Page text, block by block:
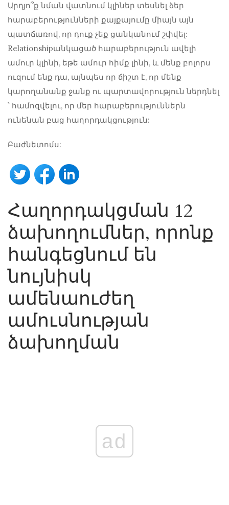
Արդյո՞ք նման վատնում կլիներ տեսնել ձեր
հարաբերությունների քայքայումը միայն այն
պատճառով, որ դուք չեք ցանկանում շփվել:
Relationshipանկացած հարաբերություն ավելի
ամուր կլինի, եթե ամուր հիմք լինի, և մենք բոլորս
ուզում ենք դա, այնպես որ ճիշտ է, որ մենք
կարողանանք ջանք ու պարտավորություն ներդնել
՝ համոզվելու, որ մեր հարաբերություններն
ունենան բաց հաղորդակցություն:
Բաժնետոմս:
Հաղորդակցման 12
ձախողումներ, որոնք
հանգեցնում են
նույնիսկ
ամենաուժեղ
ամուսնության
ձախողման
ad